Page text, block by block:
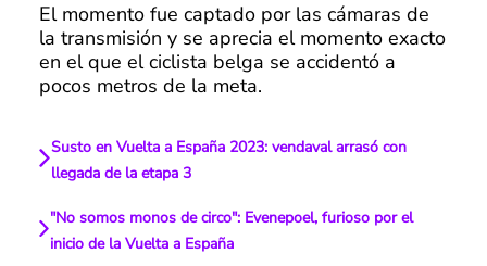
El momento fue captado por las cámaras de
la transmisión y se aprecia el momento exacto
en el que el ciclista belga se accidentó a
pocos metros de la meta.
Susto en Vuelta a España 2023: vendaval arrasó con
llegada de la etapa 3
"No somos monos de circo": Evenepoel, furioso por el
inicio de la Vuelta a España